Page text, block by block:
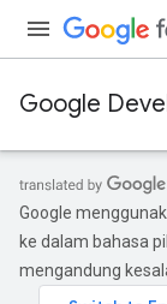
Google
Google
ke dalam bahasa
mengandung